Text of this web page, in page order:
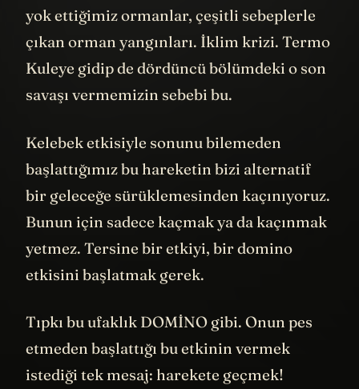
yok ettiğimiz ormanlar, çeşitli sebeplerle
çıkan orman yangınları. İklim krizi. Termo
Kuleye gidip de dördüncü bölümdeki o son
savaşı vermemizin sebebi bu.
Kelebek etkisiyle sonunu bilemeden
başlattığımız bu hareketin bizi alternatif
bir geleceğe sürüklemesinden kaçınıyoruz.
Bunun için sadece kaçmak ya da kaçınmak
yetmez. Tersine bir etkiyi, bir domino
etkisini başlatmak gerek.
Tıpkı bu ufaklık DOMİNO gibi. Onun pes
etmeden başlattığı bu etkinin vermek
istediği tek mesaj: harekete geçmek!